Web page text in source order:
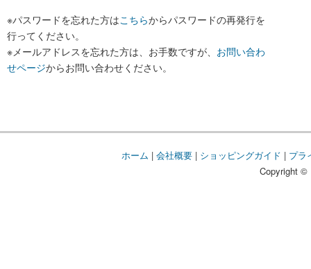
※パスワードを忘れた方はこちらからパスワードの再発行を
行ってください。
※メールアドレスを忘れた方は、お手数ですが、 お問い合わ
せページからお問い合わせください。
ホーム | 会社概要| ショッピングガイド | プラ
Copyright ©